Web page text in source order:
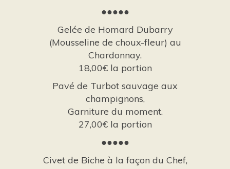
●●●●●
Gelée de Homard Dubarry
(Mousseline de choux-fleur) au
Chardonnay.
18,00€ la portion
Pavé de Turbot sauvage aux
champignons,
Garniture du moment.
27,00€ la portion
●●●●●
Civet de Biche à la façon du Chef,